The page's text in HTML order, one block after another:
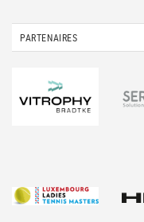
PARTENAIRES